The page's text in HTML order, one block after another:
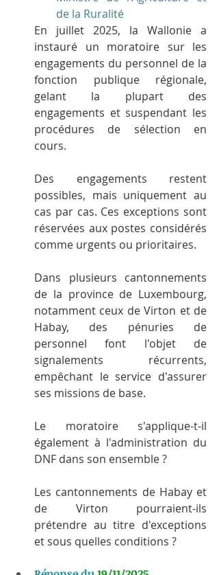
de la Ruralité
En juillet 2025, la Wallonie a
instauré un moratoire sur les
engagements du personnel de la
fonction publique régionale,
gelant la plupart des
engagements et suspendant les
procédures de sélection en
cours.
Des engagements restent
possibles, mais uniquement au
cas par cas. Ces exceptions sont
réservées aux postes considérés
comme urgents ou prioritaires.
Dans plusieurs cantonnements
de la province de Luxembourg,
notamment ceux de Virton et de
Habay, des pénuries de
personnel font l'objet de
signalements récurrents,
empêchant le service d'assurer
ses missions de base.
Le moratoire s'applique-t-il
également à l'administration du
DNF dans son ensemble ?
Les cantonnements de Habay et
de Virton pourraient-ils
prétendre au titre d'exceptions
et sous quelles conditions ?